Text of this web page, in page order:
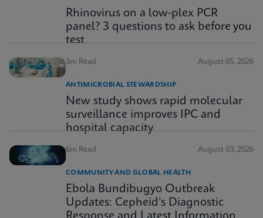
Rhinovirus on a low-plex PCR
panel? 3 questions to ask before you
test
3m Read August 05, 2026
ANTIMICROBIAL STEWARDSHIP
New study shows rapid molecular
surveillance improves IPC and
hospital capacity
6m Read August 03, 2026
COMMUNITY AND GLOBAL HEALTH
Ebola Bundibugyo Outbreak
Updates: Cepheid’s Diagnostic